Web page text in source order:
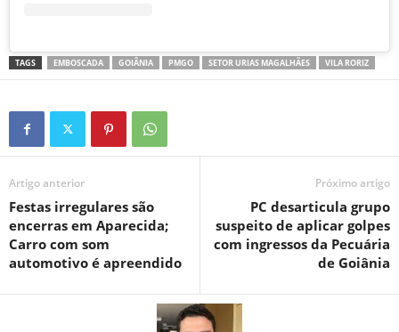
TAGS EMBOSCADA GOIÂNIA PMGO SETOR URIAS MAGALHÃES VILA RORIZ
Artigo anterior
Festas irregulares são
encerras em Aparecida;
Carro com som
automotivo é apreendido
Próximo artigo
PC desarticula grupo
suspeito de aplicar golpes
com ingressos da Pecuária
de Goiânia